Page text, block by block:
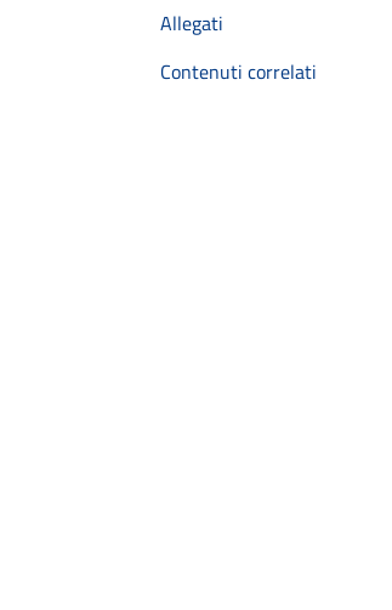
Allegati
Contenuti correlati